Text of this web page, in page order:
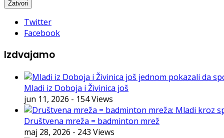
Twitter
Facebook
Izdvajamo
Mladi iz Doboja i Živinica još
jun 11, 2026 - 154 Views
Društvena mreža = badminton mrež
maj 28, 2026 - 243 Views